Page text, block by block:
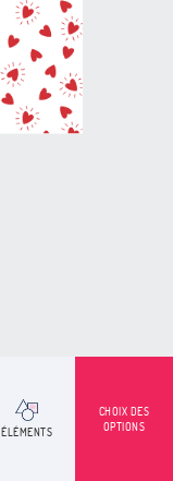
ÉLÉMENTS
CHOIX DES
OPTIONS